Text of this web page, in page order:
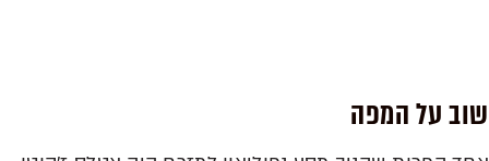
שוב על המפה